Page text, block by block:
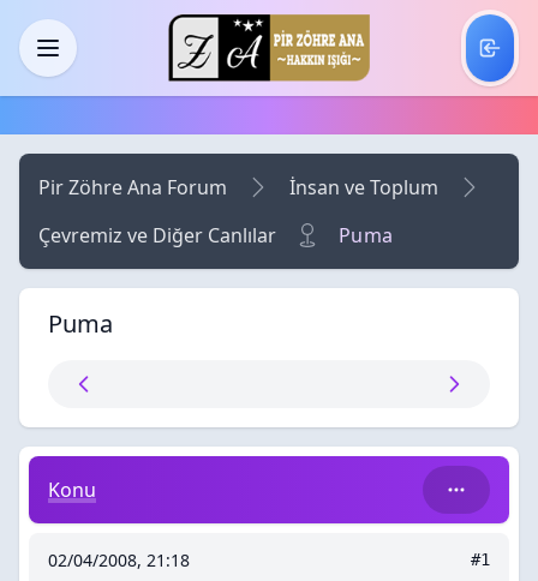
Skip to main content
Menü
Pir Zöhre Ana Forum
İnsan ve Toplum
Çevremiz ve Diğer Canlılar
Puma
Puma
Puma
Konu
02/04/2008, 21:18 #1